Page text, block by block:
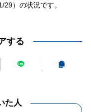
）の状況です。
する
た人